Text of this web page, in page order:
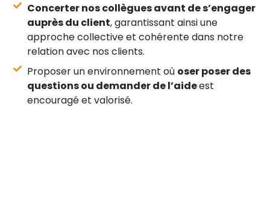
Concerter nos collègues avant de s’engager
auprès du client, garantissant ainsi une
approche collective et cohérente dans notre
relation avec nos clients.
Proposer un environnement où oser poser des
questions ou demander de l’aideest
encouragé et valorisé.